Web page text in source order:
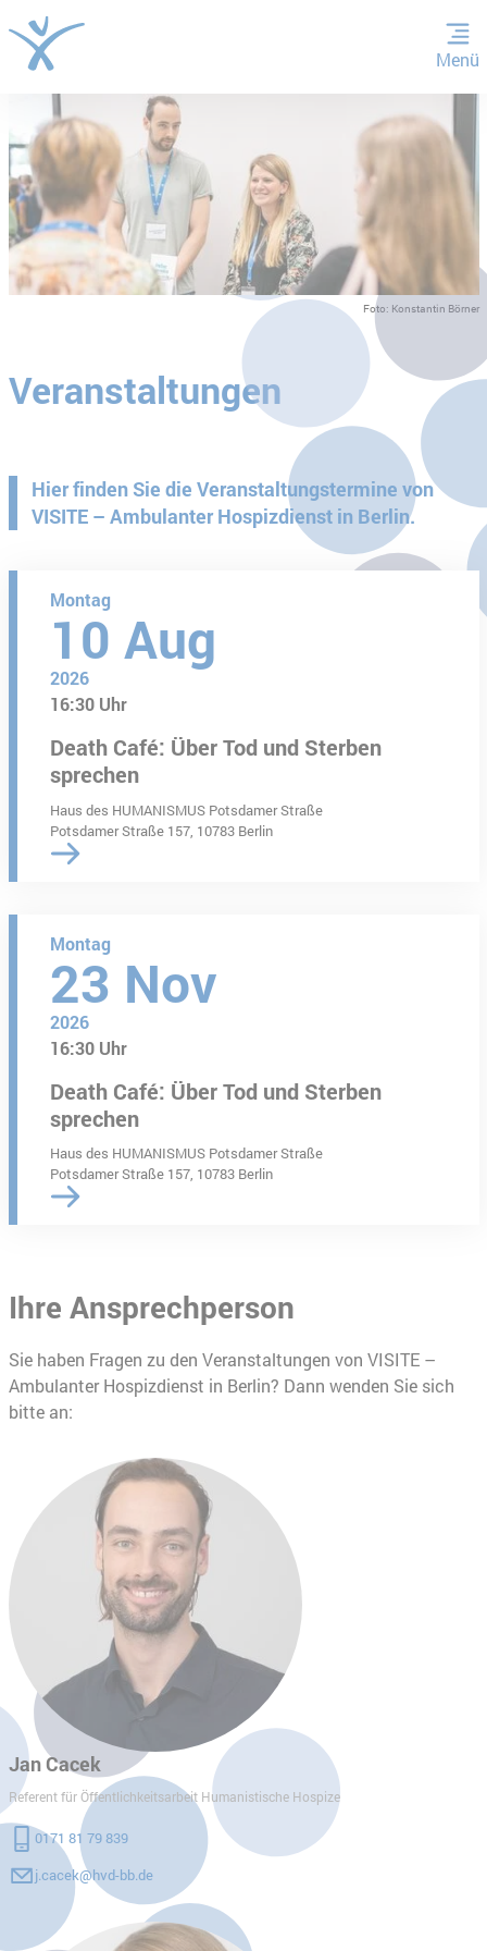
ZUM HAUPTINHALT SPRINGEN
ZUR SUCHE SPRINGEN
Menü
Foto: Konstantin Börner
Veranstaltungen
Hier finden Sie die Veranstaltungstermine von
VISITE – Ambulanter Hospizdienst in Berlin.
Montag
10 Aug
2026
16:30 Uhr
Death Café: Über Tod und Sterben
sprechen
Haus des HUMANISMUS Potsdamer Straße
Potsdamer Straße 157, 10783 Berlin
Montag
23 Nov
2026
16:30 Uhr
Death Café: Über Tod und Sterben
sprechen
Haus des HUMANISMUS Potsdamer Straße
Potsdamer Straße 157, 10783 Berlin
Ihre Ansprechperson
Sie haben Fragen zu den Veranstaltungen von VISITE –
Ambulanter Hospizdienst in Berlin? Dann wenden Sie sich
bitte an:
Jan Cacek
Referent für Öffentlichkeitsarbeit Humanistische Hospize
0171 81 79 839
j.cacek@hvd-bb.de